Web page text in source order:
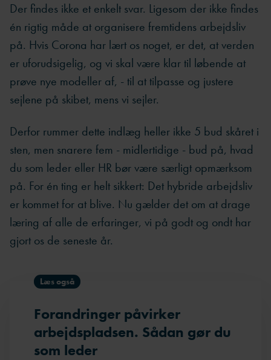
Der findes ikke et enkelt svar. Ligesom der ikke findes
én rigtig måde at organisere fremtidens arbejdsliv
på. Hvis Corona har lært os noget, er det, at verden
er uforudsigelig, og vi skal være klar til løbende at
prøve nye modeller af, - til at tilpasse og justere
sejlene på skibet, mens vi sejler.
Derfor rummer dette indlæg heller ikke 5 bud skåret i
sten, men snarere fem - midlertidige - bud på, hvad
du som leder eller HR bør være særligt opmærksom
på. For én ting er helt sikkert: Det hybride arbejdsliv
er kommet for at blive. Nu gælder det om at drage
læring af alle de erfaringer, vi på godt og ondt har
gjort os de seneste år.
Læs også
Forandringer påvirker
arbejdspladsen. Sådan gør du
som leder